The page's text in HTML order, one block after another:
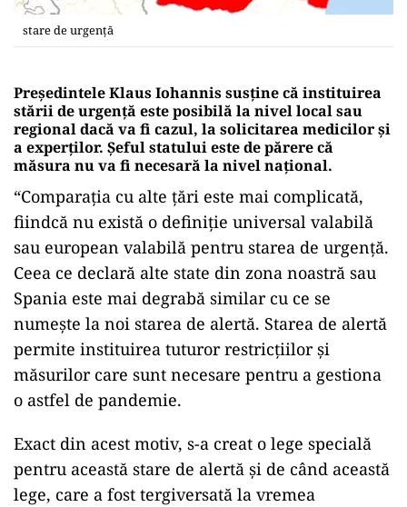
stare de urgență
Președintele Klaus Iohannis susține că instituirea
stării de urgență este posibilă la nivel local sau
regional dacă va fi cazul, la solicitarea medicilor și
a experților. Șeful statului este de părere că
măsura nu va fi necesară la nivel național.
“Comparația cu alte țări este mai complicată,
fiindcă nu există o definiție universal valabilă
sau european valabilă pentru starea de urgență.
Ceea ce declară alte state din zona noastră sau
Spania este mai degrabă similar cu ce se
numește la noi starea de alertă. Starea de alertă
permite instituirea tuturor restricțiilor și
măsurilor care sunt necesare pentru a gestiona
o astfel de pandemie.
Exact din acest motiv, s-a creat o lege specială
pentru această stare de alertă și de când această
lege, care a fost tergiversată la vremea